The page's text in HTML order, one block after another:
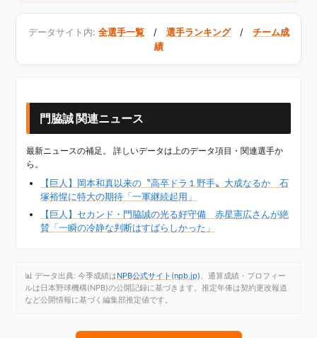
データサイト内: 全選手一覧/ 選手ランキング/ チーム成
績
門脇誠 関連ニュース
最新ニュースの補足。 詳しいデータは上のデータ項目・関連選手か
ら。
【巨人】岡本和真以来の〝高卒ドラ１野手〟大成なるか 石
塚裕惺に特大の期待「一軍継続起用」
【巨人】セカンド・門脇誠の光る好守備 赤星憲広さんが絶
賛「一瞬の冷静な判断はすばらしかった」
📊 データ出典: 今季成績はNPB公式サイト(npb.jp) 、通算成績・プロフィー
ルは日本野球機構(NPB)の公開記録に基づきます。推定年俸は契約更改報道
など公開情報に基づく編集部推定値です。